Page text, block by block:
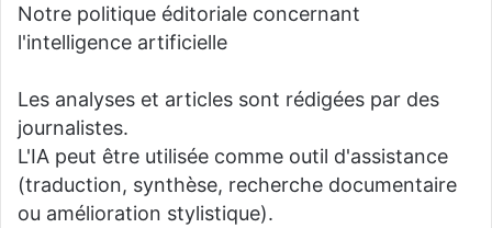
Notre politique éditoriale concernant
l'intelligence artificielle
Les analyses et articles sont rédigées par des
journalistes.
L'IA peut être utilisée comme outil d'assistance
(traduction, synthèse, recherche documentaire
ou amélioration stylistique).